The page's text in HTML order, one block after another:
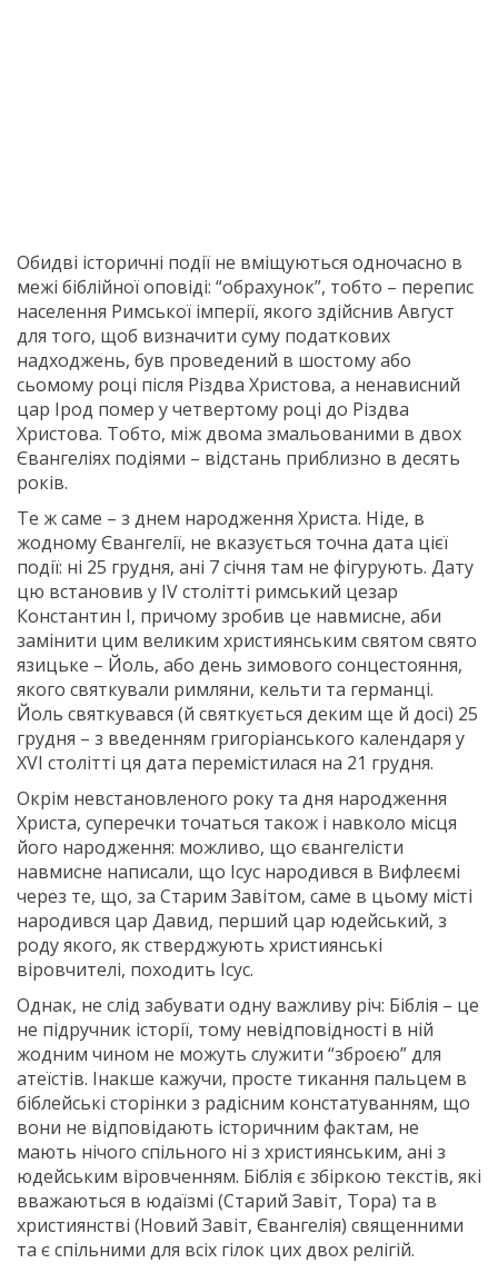
Обидві історичні події не вміщуються одночасно в
межі біблійної оповіді: “обрахунок”, тобто – перепис
населення Римської імперії, якого здійснив Август
для того, щоб визначити суму податкових
надходжень, був проведений в шостому або
сьомому році після Різдва Христова, а ненависний
цар Ірод помер у четвертому році до Різдва
Христова. Тобто, між двома змальованими в двох
Євангеліях подіями – відстань приблизно в десять
років.
Те ж саме – з днем народження Христа. Ніде, в
жодному Євангелії, не вказується точна дата цієї
події: ні 25 грудня, ані 7 січня там не фігурують. Дату
цю встановив у IV столітті римський цезар
Константин I, причому зробив це навмисне, аби
замінити цим великим християнським святом свято
язицьке – Йоль, або день зимового сонцестояння,
якого святкували римляни, кельти та германці.
Йоль святкувався (й святкується деким ще й досі) 25
грудня – з введенням григоріанського календаря у
XVI столітті ця дата перемістилася на 21 грудня.
Окрім невстановленого року та дня народження
Христа, суперечки точаться також і навколо місця
його народження: можливо, що євангелісти
навмисне написали, що Ісус народився в Вифлеємі
через те, що, за Старим Завітом, саме в цьому місті
народився цар Давид, перший цар юдейський, з
роду якого, як стверджують християнські
віровчителі, походить Ісус.
Однак, не слід забувати одну важливу річ: Біблія – це
не підручник історії, тому невідповідності в ній
жодним чином не можуть служити “зброєю” для
атеїстів. Інакше кажучи, просте тикання пальцем в
біблейські сторінки з радісним констатуванням, що
вони не відповідають історичним фактам, не
мають нічого спільного ні з християнським, ані з
юдейським віровченням. Біблія є збіркою текстів, які
вважаються в юдаїзмі (Старий Завіт, Тора) та в
християнстві (Новий Завіт, Євангелія) священними
та є спільними для всіх гілок цих двох релігій.